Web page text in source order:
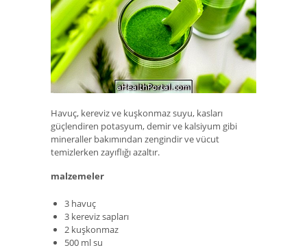
Havuç, kereviz ve kuşkonmaz suyu, kasları
güçlendiren potasyum, demir ve kalsiyum gibi
mineraller bakımından zengindir ve vücut
temizlerken zayıflığı azaltır.
malzemeler
3 havuç
3 kereviz sapları
2 kuşkonmaz
500 ml su